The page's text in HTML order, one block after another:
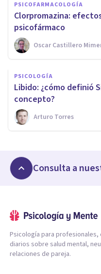
PSICOFARMACOLOGÍA
Clorpromazina:
psicofármaco
Oscar Castillero
PSICOLOGÍA
Libido: ¿cómo definió
concepto?
Arturo Torres
Consulta a
Psicología para
diarios sobre salud mental,
relaciones de pareja.